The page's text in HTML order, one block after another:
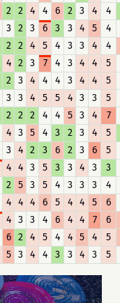
2 2 4 4 6 2 3 4
4
3 2 3 6 3 3 4 5
4
2 2 4 5 4 3 3 4
4
4 2 3 7 4 3 4 4
5
2 3 4 4 4 3 4 4
5
3 3 4 5 5 4 3 3
5
2 2 2 4 4 5 3 4
7
4 3 5 4 3 2 3 4
5
3 4 2 3 6 2 3 6
5
4 4 3 5 3 3 4 3
3
2 5 3 5 4 3 3 3
4
4 4 4 6 5 4 4 5
6
4 3 3 4 6 4 4 7
6
6 2 4 5 4 4 5 4
5
5 3 4 4 3 3 4 3 5